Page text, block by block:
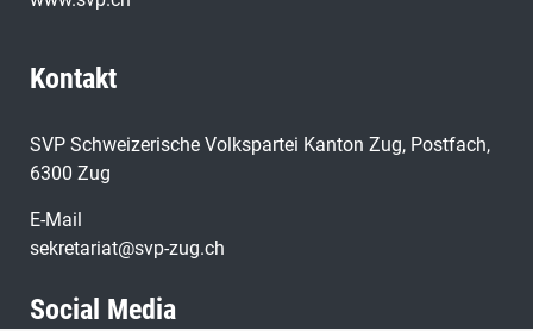
Kontakt
SVP Schweizerische Volkspartei Kanton Zug, Postfach,
6300 Zug
E-Mail
sekretariat@svp-zug.ch
Social Media